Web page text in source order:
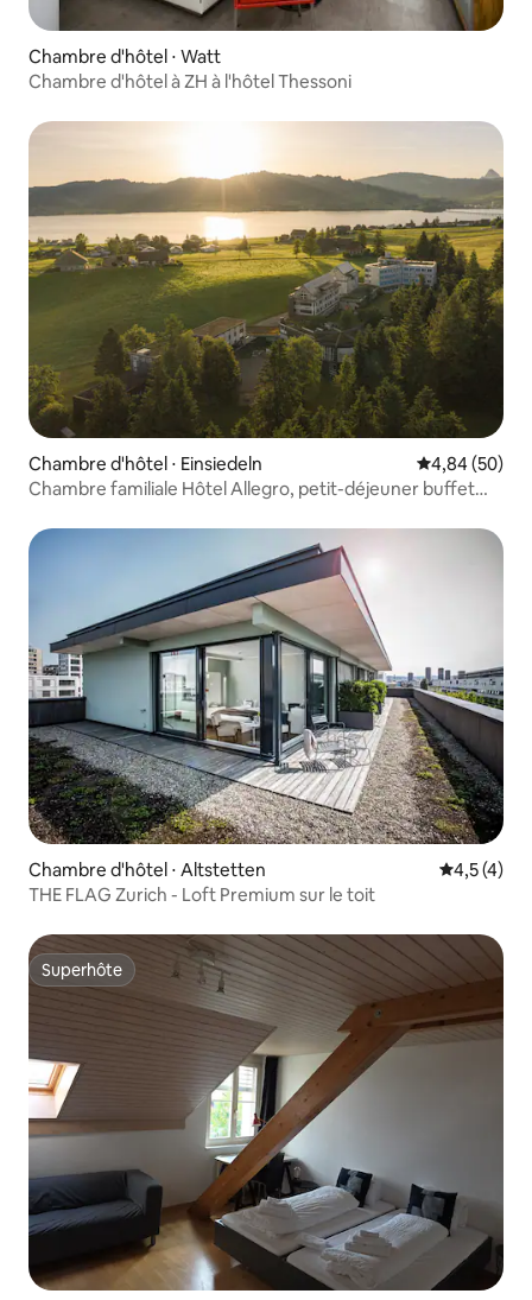
Chambre d'hôtel ⋅ Watt
Chambre d'hôtel à ZH à l'hôtel Thessoni
Chambre d'hôtel ⋅ Einsiedeln Évaluation
4,84 (50)
Chambre familiale Hôtel Allegro, petit-déjeuner buffet
Chambre d'hôtel ⋅ Altstetten Évaluation
4,5 (4)
THE FLAG Zurich - Loft Premium sur le toit
Superhôte
Superhôte